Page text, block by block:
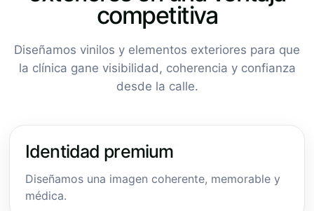
competitiva
Diseñamos vinilos y elementos exteriores para que
la clínica gane visibilidad, coherencia y confianza
desde la calle.
Identidad premium
Diseñamos una imagen coherente, memorable y
médica.